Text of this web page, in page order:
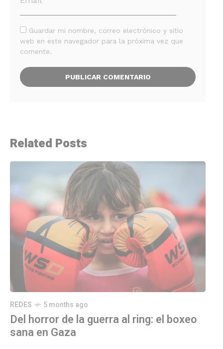
Guardar mi nombre, correo electrónico y sitio
web en este navegador para la próxima vez que
comente.
Related Posts
REDES 5 months ago
Del horror de la guerra al ring: el boxeo
sana en Gaza